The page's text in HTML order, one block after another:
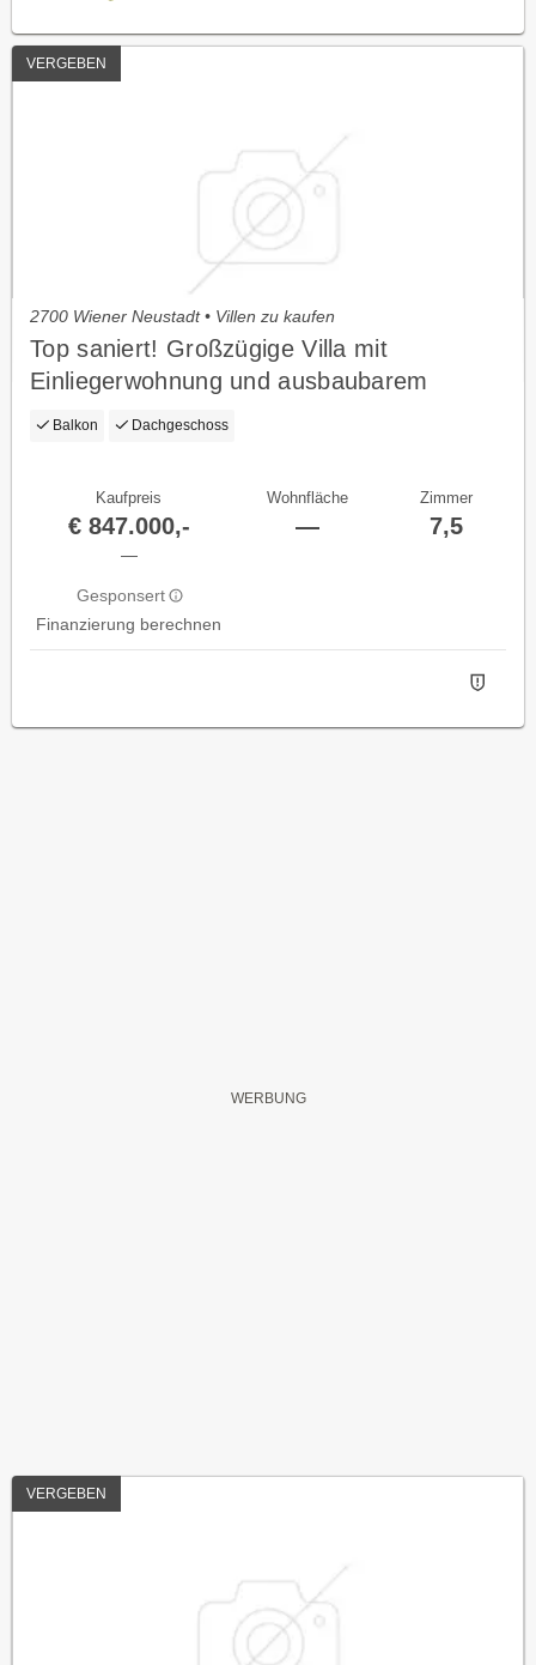
VERGEBEN
2700 Wiener Neustadt • Villen zu kaufen
Top saniert! Großzügige Villa mit
Einliegerwohnung und ausbaubarem
Dachgeschoss
Balkon Dachgeschoss
Kaufpreis
€ 847.000,-
—
Gesponsert
Finanzierung berechnen
Wohnfläche
—
Zimmer
7,5
VERGEBEN